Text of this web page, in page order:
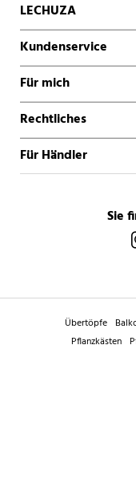
LECHUZA
Kundenservice
Für mich
Rechtliches
Für Händler
Sie
Übertöpfe
Pflanzkästen